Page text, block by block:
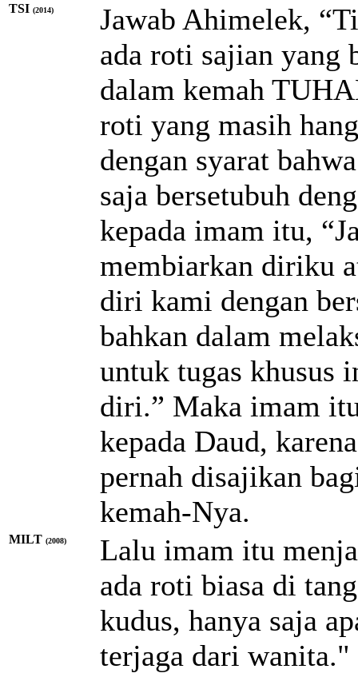
TSI (2014)
Jawab Ahimelek,
ada roti sajian yang
dalam kemah
roti yang masih
dengan syarat
saja bersetubuh
kepada imam itu,
membiarkan diriku
diri kami dengan
bahkan dalam
untuk tugas khusus
diri.” Maka imam
kepada Daud,
pernah disajikan
kemah-Nya.
MILT (2008)
Lalu imam itu
ada roti biasa di
kudus, hanya saja
terjaga dari wanita."